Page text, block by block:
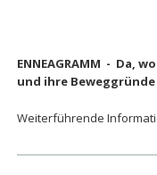
ENNEAGRAMM - Da,
und ihre
Weiterführende